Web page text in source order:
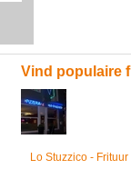
Vind populaire
Lo Stuzzico -